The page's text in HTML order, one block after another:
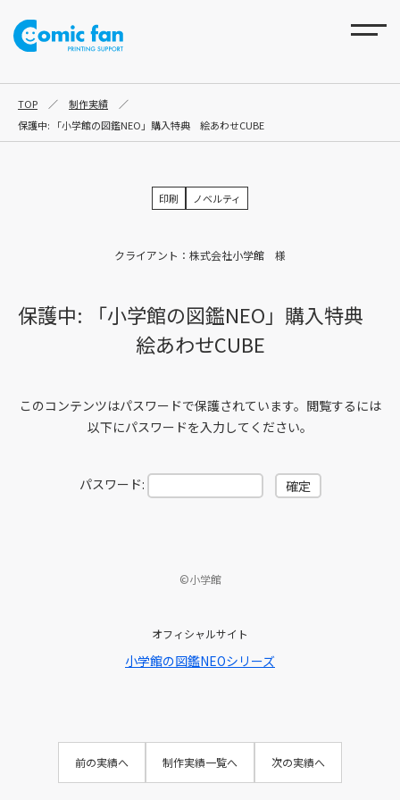
TOP ／ 制作実績
／
保護中: 「小学館の図鑑NEO」購入特典 絵あわせCUBE
印刷 ノベルティ
クライアント：株式会社小学館 様
保護中: 「小学館の図鑑NEO」購入特典
絵あわせCUBE
このコンテンツはパスワードで保護されています。閲覧するには
以下にパスワードを入力してください。
パスワード:
©小学館
オフィシャルサイト
小学館の図鑑NEOシリーズ
前の実績へ 制作実績一覧へ 次の実績へ